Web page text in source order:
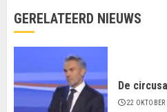
GERELATEERD NIEUWS
De
22